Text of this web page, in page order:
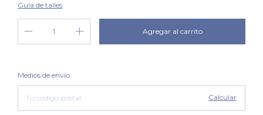
Guía de talles
Entregas para el CP:
Medios de envío
Calcular